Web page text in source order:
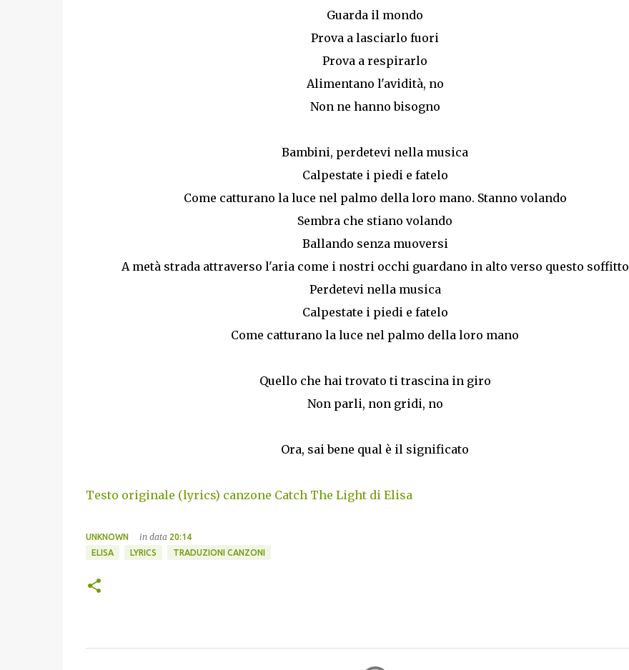
Guarda il mondo
Prova a lasciarlo fuori
Prova a respirarlo
Alimentano l'avidità, no
Non ne hanno bisogno
Bambini, perdetevi nella musica
Calpestate i piedi e fatelo
Come catturano la luce nel palmo della loro mano. Stanno volando
Sembra che stiano volando
Ballando senza muoversi
A metà strada attraverso l'aria come i nostri occhi guardano in alto verso questo soffitto
Perdetevi nella musica
Calpestate i piedi e fatelo
Come catturano la luce nel palmo della loro mano
Quello che hai trovato ti trascina in giro
Non parli, non gridi, no
Ora, sai bene qual è il significato
Testo originale (lyrics) canzone Catch The Light di Elisa
UNKNOWN in data 20:14
ELISA
LYRICS TRADUZIONI CANZONI